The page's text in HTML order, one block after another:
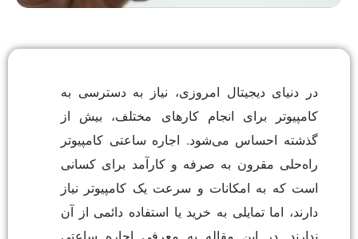
در دنیای دیجیتال امروزی، نیاز به دسترسی به
کامپیوتر برای انجام کارهای مختلف، بیش از
گذشته احساس می‌شود. اجاره ساعتی کامپیوتر
راه‌حلی مقرون به صرفه و کارآمد برای کسانی
است که به امکانات و سرعت یک کامپیوتر نیاز
دارند، اما تمایلی به خرید یا استفاده دائمی از آن